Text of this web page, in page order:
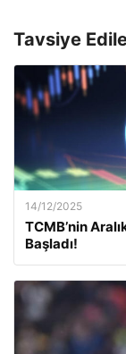
Tavsiye
14/12/2025
TCMB’nin
Başladı!